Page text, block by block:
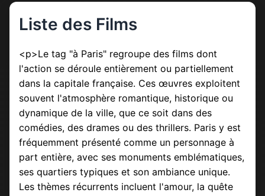
Liste des Films
<p>Le tag "à Paris" regroupe des films dont
l'action se déroule entièrement ou partiellement
dans la capitale française. Ces œuvres exploitent
souvent l'atmosphère romantique, historique ou
dynamique de la ville, que ce soit dans des
comédies, des drames ou des thrillers. Paris y est
fréquemment présenté comme un personnage à
part entière, avec ses monuments emblématiques,
ses quartiers typiques et son ambiance unique.
Les thèmes récurrents incluent l'amour, la quête